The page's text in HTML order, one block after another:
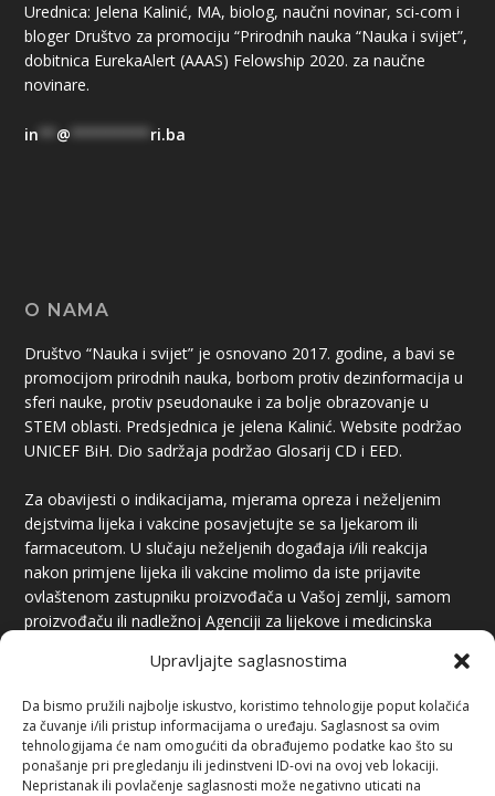
Upravljajte saglasnostima
Da bismo pružili najbolje iskustvo, koristimo tehnologije poput kolačića
za čuvanje i/ili pristup informacijama o uređaju. Saglasnost sa ovim
tehnologijama će nam omogućiti da obrađujemo podatke kao što su
ponašanje pri pregledanju ili jedinstveni ID-ovi na ovoj veb lokaciji.
Nepristanak ili povlačenje saglasnosti može negativno uticati na
Urednica: Jelena Kalinić, MA, biolog, naučni novinar, sci-com i
bloger Društvo za promociju “Prirodnih nauka “Nauka i svijet”,
dobitnica EurekaAlert (AAAS) Felowship 2020. za naučne
novinare.
in @ ri.ba
O NAMA
Društvo “Nauka i svijet” je osnovano 2017. godine, a bavi se
promocijom prirodnih nauka, borbom protiv dezinformacija u
sferi nauke, protiv pseudonauke i za bolje obrazovanje u
STEM oblasti. Predsjednica je jelena Kalinić. Website podržao
UNICEF BiH. Dio sadržaja podržao Glosarij CD i EED.
Za obavijesti o indikacijama, mjerama opreza i neželjenim
dejstvima lijeka i vakcine posavjetujte se sa ljekarom ili
farmaceutom. U slučaju neželjenih događaja i/ili reakcija
nakon primjene lijeka ili vakcine molimo da iste prijavite
ovlaštenom zastupniku proizvođača u Vašoj zemlji, samom
proizvođaču ili nadležnoj Agenciji za lijekove i medicinska